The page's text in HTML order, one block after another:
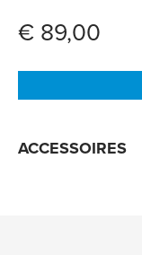
€ 89,00
ACCESSOIRES